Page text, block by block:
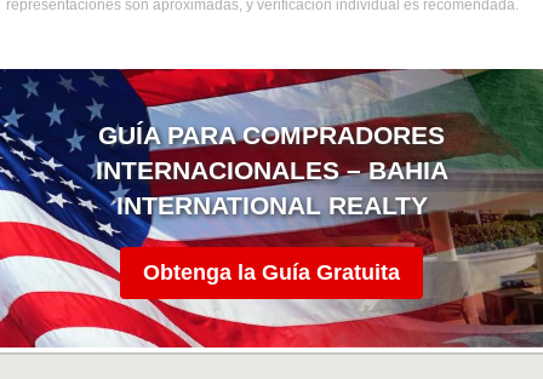
representaciones son aproximadas, y verificación individual es recomendada.
GUÍA PARA COMPRADORES
INTERNACIONALES – BAHIA
INTERNATIONAL REALTY
Obtenga la Guía Gratuita